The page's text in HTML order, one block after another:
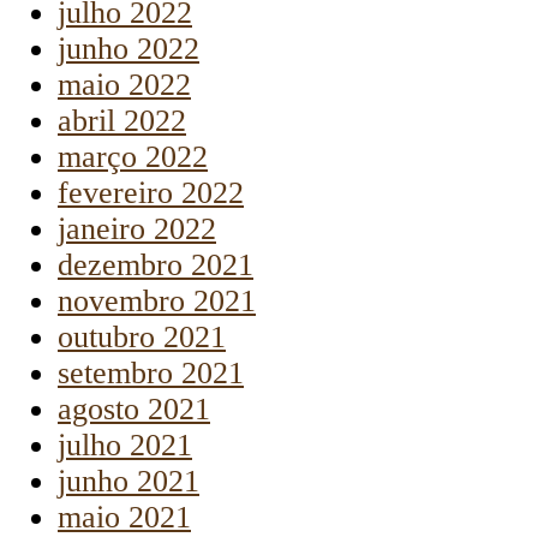
julho 2022
junho 2022
maio 2022
abril 2022
março 2022
fevereiro 2022
janeiro 2022
dezembro 2021
novembro 2021
outubro 2021
setembro 2021
agosto 2021
julho 2021
junho 2021
maio 2021